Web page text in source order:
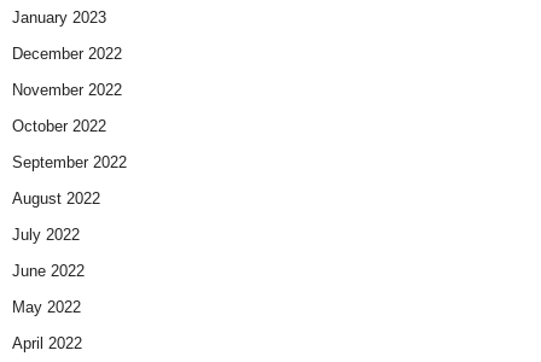
January 2023
December 2022
November 2022
October 2022
September 2022
August 2022
July 2022
June 2022
May 2022
April 2022